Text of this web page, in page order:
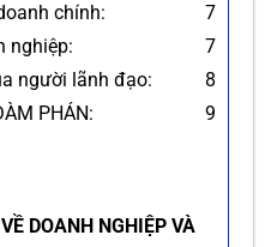
chính:
7
nghiệp:
7
người lãnh đạo:
8
PHÁN:
9
DOANH NGHIỆP VÀ